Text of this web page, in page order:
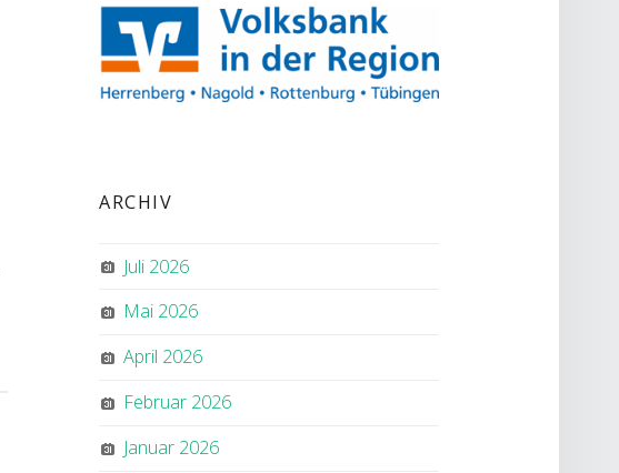
ARCHIV
Juli 2026
Mai 2026
April 2026
Februar 2026
Januar 2026